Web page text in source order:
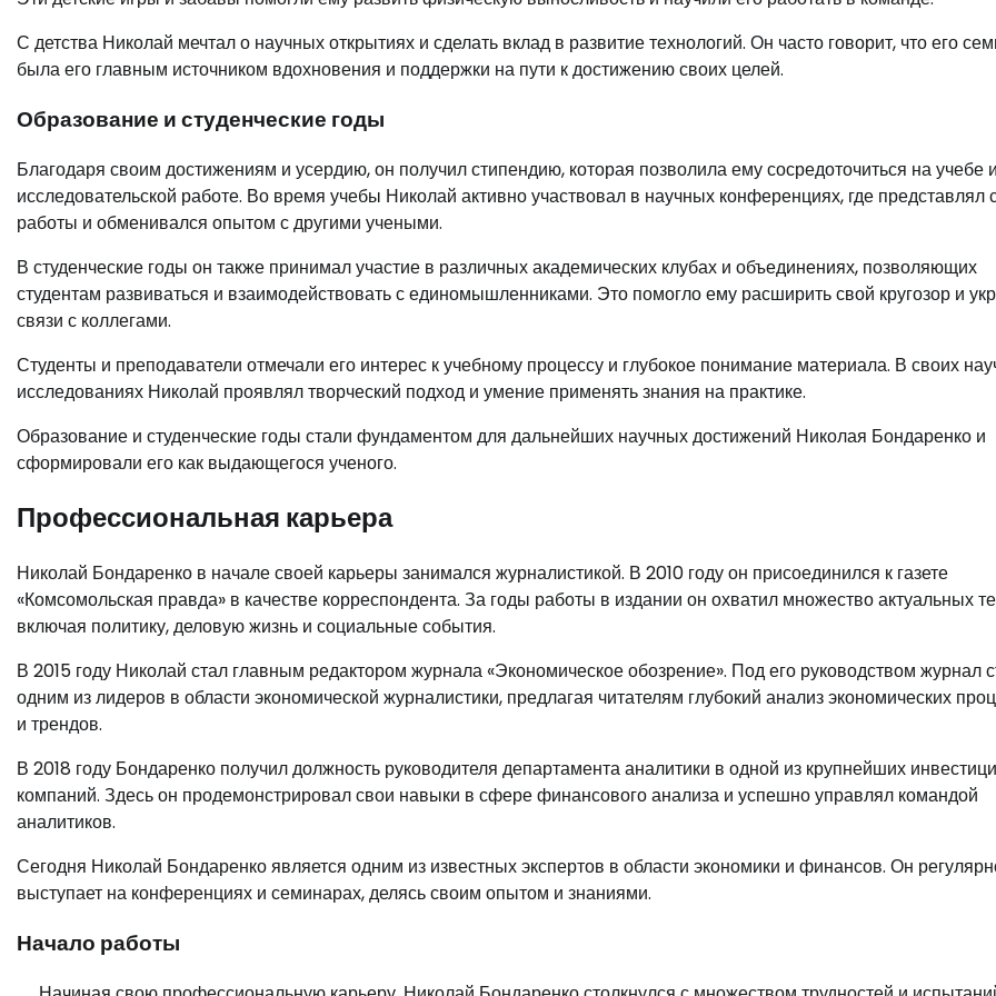
С детства Николай мечтал о научных открытиях и сделать вклад в развитие технологий. Он часто говорит, что его
была его главным источником вдохновения и поддержки на пути к достижению своих целей.
Образование и студенческие годы
Благодаря своим достижениям и усердию, он получил стипендию, которая позволила ему сосредоточиться на учебе и
исследовательской работе. Во время учебы Николай активно участвовал в научных конференциях, где представлял
работы и обменивался опытом с другими учеными.
В студенческие годы он также принимал участие в различных академических клубах и объединениях, позволяющих
студентам развиваться и взаимодействовать с единомышленниками. Это помогло ему расширить свой кругозор и
связи с коллегами.
Студенты и преподаватели отмечали его интерес к учебному процессу и глубокое понимание материала. В своих
исследованиях Николай проявлял творческий подход и умение применять знания на практике.
Образование и студенческие годы стали фундаментом для дальнейших научных достижений Николая Бондаренко и
сформировали его как выдающегося ученого.
Профессиональная карьера
Николай Бондаренко в начале своей карьеры занимался журналистикой. В 2010 году он присоединился к газете
«Комсомольская правда» в качестве корреспондента. За годы работы в издании он охватил множество актуальных
включая политику, деловую жизнь и социальные события.
В 2015 году Николай стал главным редактором журнала «Экономическое обозрение». Под его руководством журнал
одним из лидеров в области экономической журналистики, предлагая читателям глубокий анализ экономических
и трендов.
В 2018 году Бондаренко получил должность руководителя департамента аналитики в одной из крупнейших
компаний. Здесь он продемонстрировал свои навыки в сфере финансового анализа и успешно управлял командой
аналитиков.
Сегодня Николай Бондаренко является одним из известных экспертов в области экономики и финансов. Он
выступает на конференциях и семинарах, делясь своим опытом и знаниями.
Начало работы